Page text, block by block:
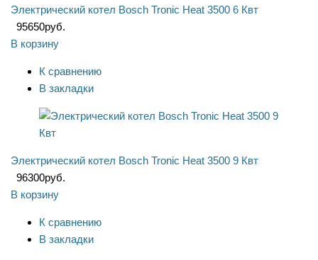
Электрический котел Bosch Tronic Heat 3500 6 Квт
95650руб.
В корзину
К сравнению
В закладки
Электрический котел Bosch Tronic Heat 3500 9 Квт
96300руб.
В корзину
К сравнению
В закладки